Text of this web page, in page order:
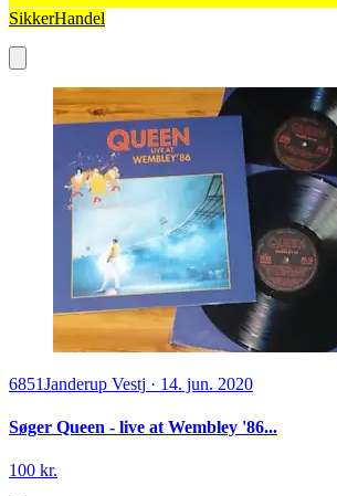
SikkerHandel
6851Janderup Vestj · 14. jun. 2020
Søger Queen - live at Wembley '86...
100 kr.